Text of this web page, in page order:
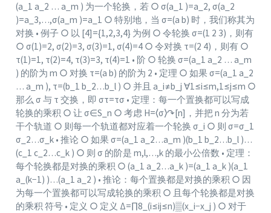
(a_1 a_2 … a_m ) 为一个轮换，若 ○ σ(a_1 )=a_2, σ(a_2
)=a_3,…,σ(a_m )=a_1 ○ 特别地，当 σ=(a b) 时，我们称其为
对换 • 例子 ○ 以 [4]={1,2,3,4} 为例 ○ 令轮换 σ=(1 2 3)，则有
○ σ(1)=2, σ(2)=3, σ(3)=1, σ(4)=4 ○ 令对换 τ=(2 4)，则有 ○
τ(1)=1, τ(2)=4, τ(3)=3, τ(4)=1 • 阶 ○ 轮换 σ=(a_1 a_2 … a_m
) 的阶为 m ○ 对换 τ=(a b) 的阶为 2 • 定理 ○ 如果 σ=(a_1 a_2
… a_m ), τ=(b_1 b_2…b_l ) ○ 并且 a_i≠b_j ∀1≤i≤m,1≤j≤m ○
那么 σ 与 τ 交换，即 στ=τσ • 定理：每一个置换都可以写成
轮换的乘积 ○ 让 σ∈S_n ○ 考虑 H=⟨σ⟩↷[n]，并把 n 分为若
干个轨道 ○ 则每一个轨道都对应着一个轮换 σ_i ○ 则 σ=σ_1
σ_2…σ_k • 推论 ○ 如果 σ=(a_1 a_2…a_m )(b_1 b_2…b_l )…
(c_1 c_2…c_k ) ○ 则 σ 的阶是 m,l,…,k 的最小公倍数 • 定理：
每个轮换都是对换的乘积 ○ (a_1 a_2…a_k )=(a_1 a_k )(a_1
a_(k−1) )…(a_1 a_2 ) • 推论：每个置换都是对换的乘积 ○ 因
为每一个置换都可以写成轮换的乘积 ○ 且每个轮换都是对换
的乘积 符号 • 定义 ○ 定义 Δ=∏8_(i≤ij≤n)▒(x_i−x_j ) ○ 对于